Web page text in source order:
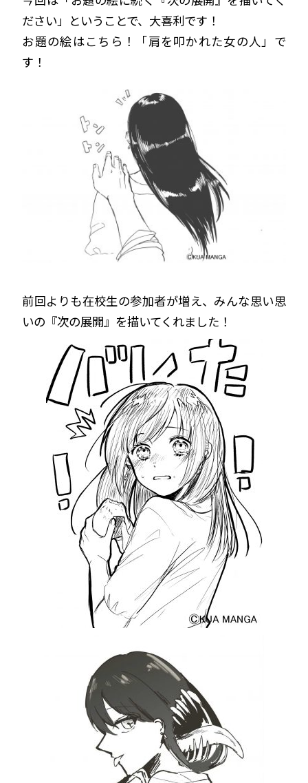
ださい」ということで、大喜利です！
お題の絵はこちら！「肩を叩かれた女の人」で
す！
前回よりも在校生の参加者が増え、みんな思い思
いの『次の展開』を描いてくれました！